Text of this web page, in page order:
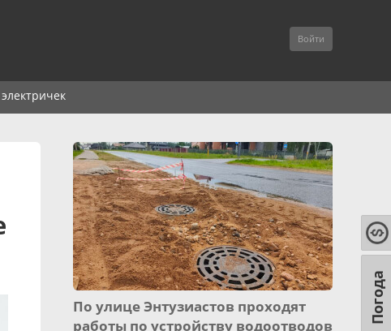
Войти
По улице Энтузиастов проходят
работы по устройству водоотводов
Погода